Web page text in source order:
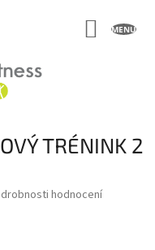
TRÉNINK 2
hodnocení